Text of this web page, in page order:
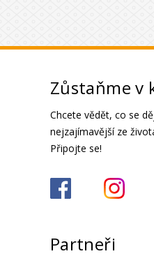
Zůstaňme v
Chcete vědět, co se
nejzajímavější ze
Připojte se!
Partneři